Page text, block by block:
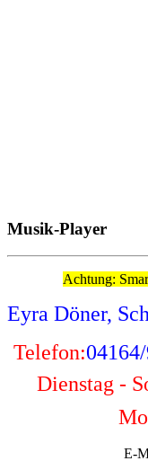
Musik-Player
Achtung:
Eyra Döner,
Telefon:
Dienstag -
E-